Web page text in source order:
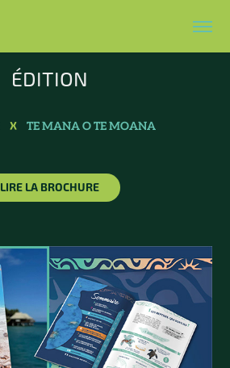
ÉDITION
X TE MANA O TE MOANA
LIRE LA BROCHURE